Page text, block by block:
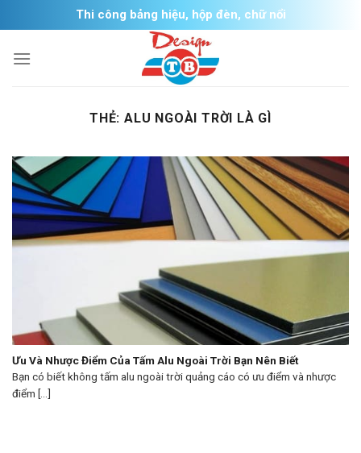
to
content
Thi công bảng hiệu, hộp đèn, chữ nổi
THẺ: ALU NGOÀI TRỜI LÀ GÌ
Ưu Và Nhược Điểm Của Tấm Alu Ngoài Trời Bạn Nên Biết
Bạn có biết không tấm alu ngoài trời quảng cáo có ưu điểm và nhược
điểm [...]